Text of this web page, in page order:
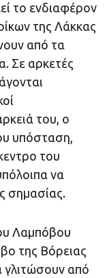
το ενδιαφέρον
της Λάκκας
από τα
Σε αρκετές
του, ο
υπόσταση,
του
να
σημασίας.
Λαμπόβου
της Βόρειας
γλιτώσουν από